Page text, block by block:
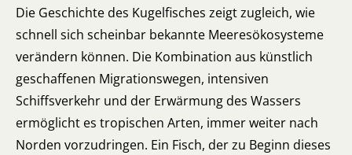
Die Geschichte des Kugelfisches zeigt zugleich, wie
schnell sich scheinbar bekannte Meeresökosysteme
verändern können. Die Kombination aus künstlich
geschaffenen Migrationswegen, intensiven
Schiffsverkehr und der Erwärmung des Wassers
ermöglicht es tropischen Arten, immer weiter nach
Norden vorzudringen. Ein Fisch, der zu Beginn dieses